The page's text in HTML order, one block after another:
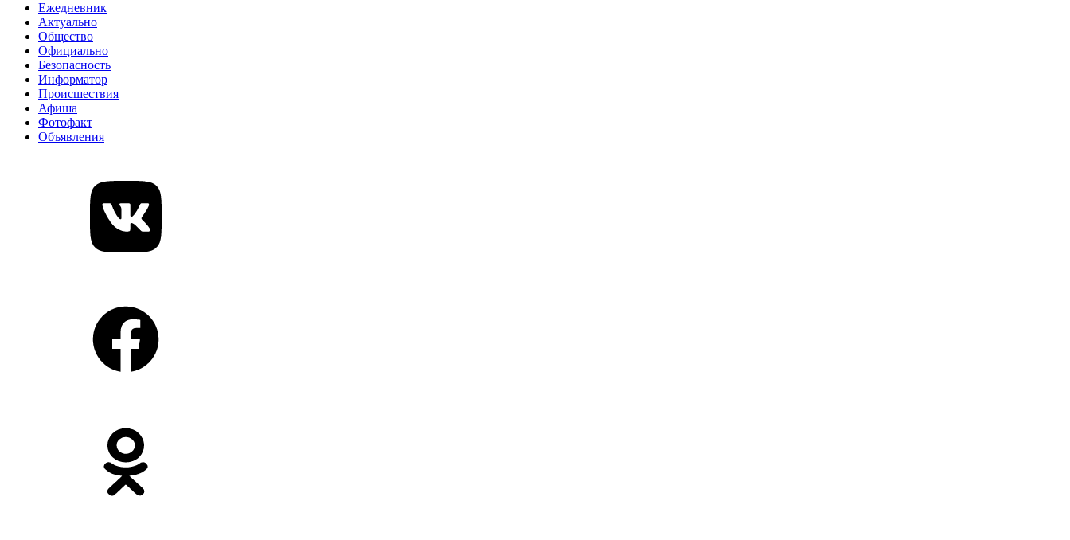
Ежедневник
Актуально
Общество
Официально
Безопасность
Информатор
Происшествия
Афиша
Фотофакт
Объявления